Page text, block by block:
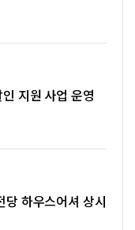
지원 사업 운영
하우스어셔 상시